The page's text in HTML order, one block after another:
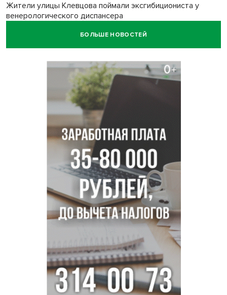
Жители улицы Клевцова поймали эксгибициониста у
венерологического диспансера
БОЛЬШЕ НОВОСТЕЙ